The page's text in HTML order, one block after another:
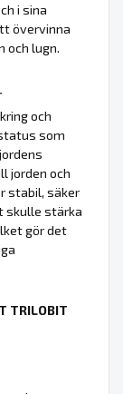
i sina
övervinna
och lugn.
och
som
jorden och
stabil, säker
skulle stärka
gör det
TRILOBIT